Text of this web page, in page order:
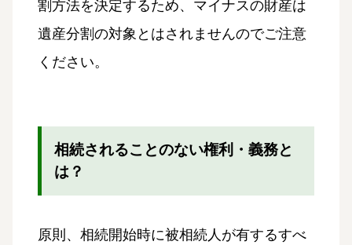
割方法を決定するため、マイナスの財産は
遺産分割の対象とはされませんのでご注意
ください。
相続されることのない権利・義務と
は？
原則、相続開始時に被相続人が有するすべ